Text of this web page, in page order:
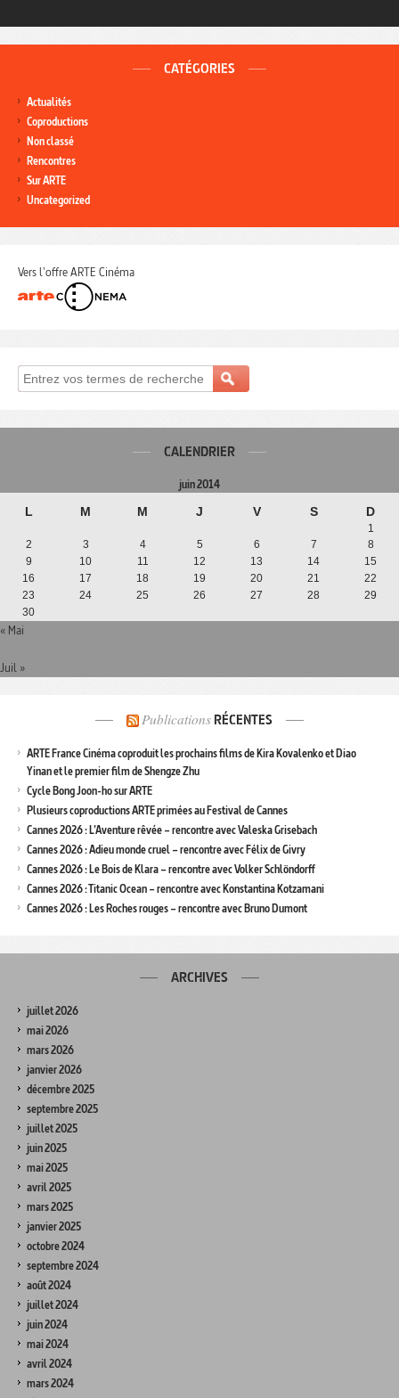
CATÉGORIES
Actualités
Coproductions
Non classé
Rencontres
Sur ARTE
Uncategorized
Vers l'offre ARTE Cinéma
CALENDRIER
juin 2014
L M M J V S D
1
2
3 4 5 6 7
8
9
10 11 12 13 14
15
16
17 18 19 20 21
22
23
24 25 26 27 28
29
30
« Mai
Juil »
Publications RÉCENTES
ARTE France Cinéma coproduit les prochains films de Kira Kovalenko et Diao
Yinan et le premier film de Shengze Zhu
Cycle Bong Joon-ho sur ARTE
Plusieurs coproductions ARTE primées au Festival de Cannes
Cannes 2026 : L’Aventure rêvée – rencontre avec Valeska Grisebach
Cannes 2026 : Adieu monde cruel – rencontre avec Félix de Givry
Cannes 2026 : Le Bois de Klara – rencontre avec Volker Schlöndorff
Cannes 2026 : Titanic Ocean – rencontre avec Konstantina Kotzamani
Cannes 2026 : Les Roches rouges – rencontre avec Bruno Dumont
ARCHIVES
juillet 2026
mai 2026
mars 2026
janvier 2026
décembre 2025
septembre 2025
juillet 2025
juin 2025
mai 2025
avril 2025
mars 2025
janvier 2025
octobre 2024
septembre 2024
août 2024
juillet 2024
juin 2024
mai 2024
avril 2024
mars 2024